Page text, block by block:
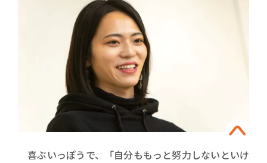
喜ぶいっぽうで、「自分ももっと努力しないといけ